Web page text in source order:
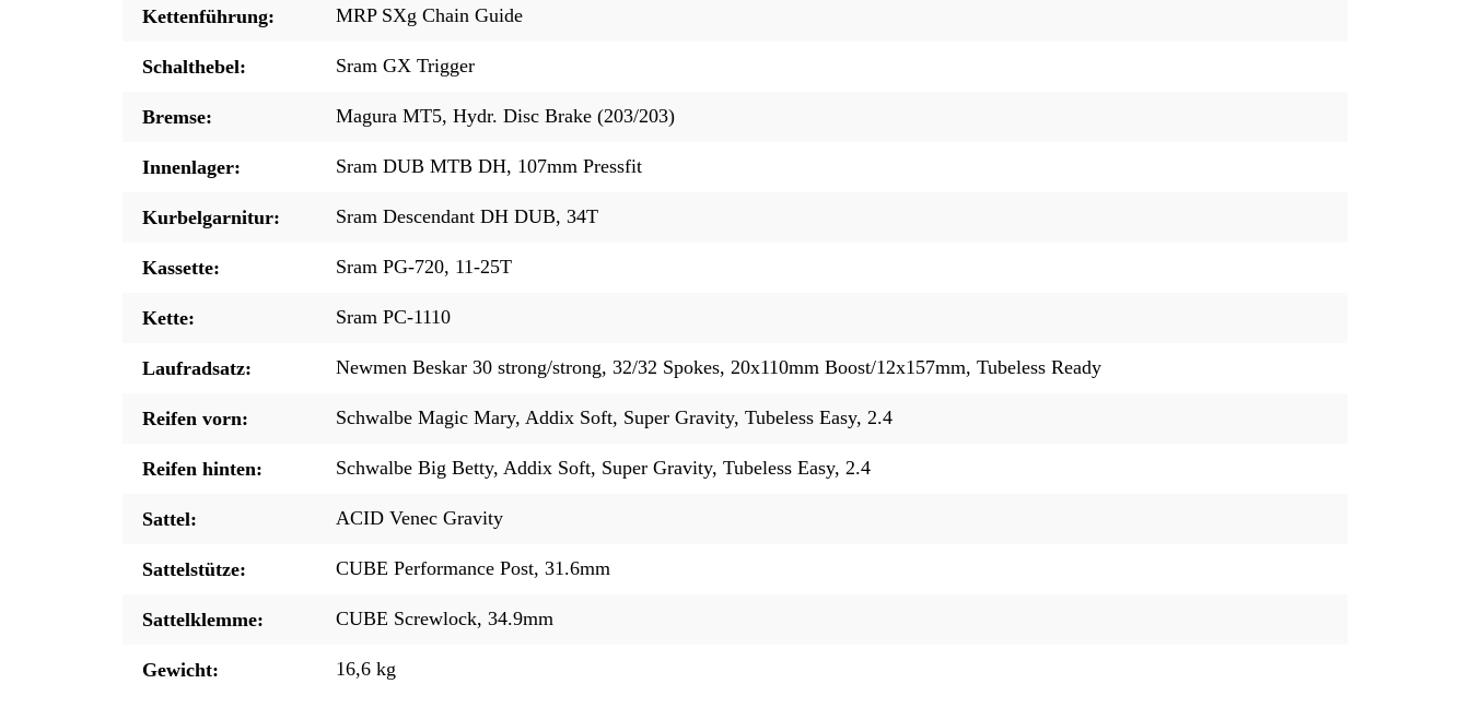
Kettenführung: MRP SXg Chain Guide
Schalthebel: Sram GX Trigger
Bremse: Magura MT5, Hydr. Disc Brake (203/203)
Innenlager: Sram DUB MTB DH, 107mm Pressfit
Kurbelgarnitur: Sram Descendant DH DUB, 34T
Kassette: Sram PG-720, 11-25T
Kette: Sram PC-1110
Laufradsatz: Newmen Beskar 30 strong/strong, 32/32 Spokes, 20x110mm Boost/12x157mm, Tubeless Ready
Reifen vorn: Schwalbe Magic Mary, Addix Soft, Super Gravity, Tubeless Easy, 2.4
Reifen hinten: Schwalbe Big Betty, Addix Soft, Super Gravity, Tubeless Easy, 2.4
Sattel: ACID Venec Gravity
Sattelstütze: CUBE Performance Post, 31.6mm
Sattelklemme: CUBE Screwlock, 34.9mm
Gewicht: 16,6 kg